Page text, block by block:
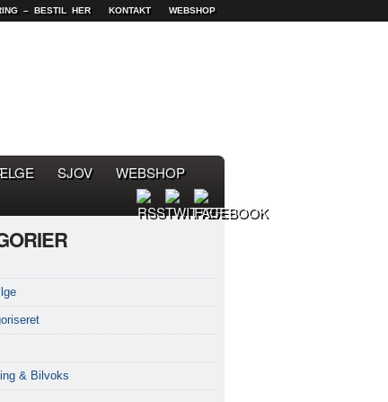
– BESTIL HER KONTAKT WEBSHOP
SJOV WEBSHOP
& Bilvoks